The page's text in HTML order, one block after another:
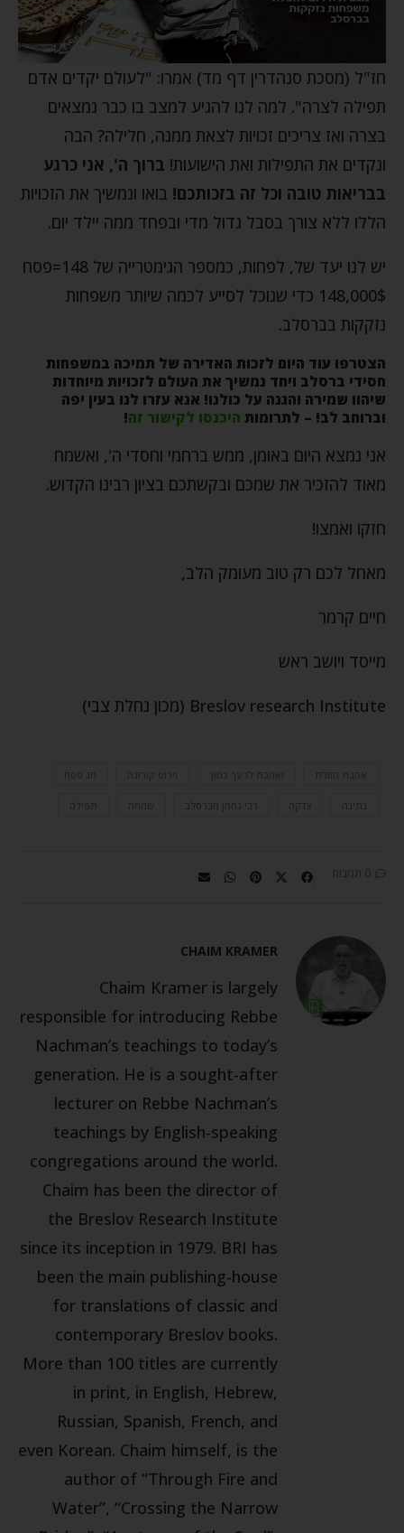
חז"ל (מסכת סנהדרין דף מד) אמרו: "לעולם יקדים אדם
תפילה לצרה". למה לנו להגיע למצב בו כבר נמצאים
בצרה ואז צריכים זכויות לצאת ממנה, חלילה? הבה
ונקדים את התפילות ואת הישועות! ברוך ה', אני כרגע
בבריאות טובה וכל זה בזכותכם! בואו ונמשיך את הזכויות
הללו ללא צורך בסבל גדול מדי ובפחד ממה יילד יום.
יש לנו יעד של, לפחות, כמספר הגימטרייה של 148=פסח
148,000$ כדי שנוכל לסייע לכמה שיותר משפחות
נזקקות בברסלב.
הצטרפו עוד היום לזכות האדירה של תמיכה במשפחות
חסידי ברסלב ויחד נמשיך את העולם לזכויות מיוחדות
שיהוו שמירה והגנה על כולנו! אנא עזרו לנו בעין יפה
וברוחב לב! – לתרומות היכנסו לקישור זה!
אני נמצא היום באומן, ממש ברחמי וחסדי ה', ואשמח
מאוד להזכיר את שמכם ובקשתכם בציון רבינו הקדוש.
חזקו ואמצו!
מאחל לכם רק טוב מעומק הלב,
חיים קרמר
מייסד ויושב ראש
Breslov research Institute (מכון נחלת צבי)
אהבת הזולת ואהבת לרעך כמוך וירוס קורונה חג פסח
נתינה צדקה רבי נחמן מברסלב שמחה תפילה
0 תגובות
CHAIM KRAMER
Chaim Kramer is largely
responsible for introducing Rebbe
Nachman’s teachings to today’s
generation. He is a sought-after
lecturer on Rebbe Nachman’s
teachings by English-speaking
congregations around the world.
Chaim has been the director of
the Breslov Research Institute
since its inception in 1979. BRI has
been the main publishing-house
for translations of classic and
contemporary Breslov books.
More than 100 titles are currently
in print, in English, Hebrew,
Russian, Spanish, French, and
even Korean. Chaim himself, is the
author of “Through Fire and
Water”, “Crossing the Narrow